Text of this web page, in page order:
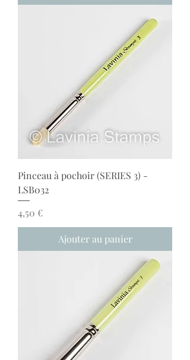
Pinceau à pochoir (SERIES 3) -
LSB032
Prix
4,50 €
Ajouter au panier